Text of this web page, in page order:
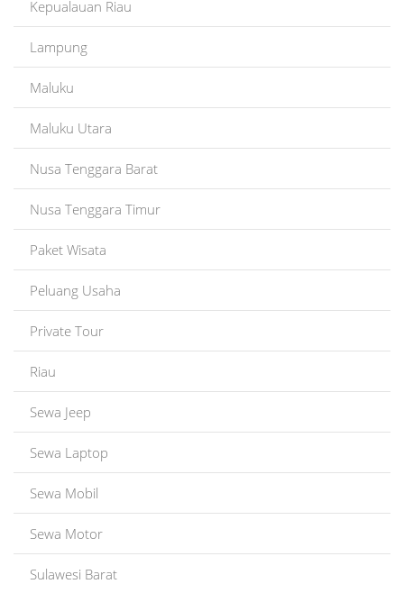
Kepualauan Riau
Lampung
Maluku
Maluku Utara
Nusa Tenggara Barat
Nusa Tenggara Timur
Paket Wisata
Peluang Usaha
Private Tour
Riau
Sewa Jeep
Sewa Laptop
Sewa Mobil
Sewa Motor
Sulawesi Barat